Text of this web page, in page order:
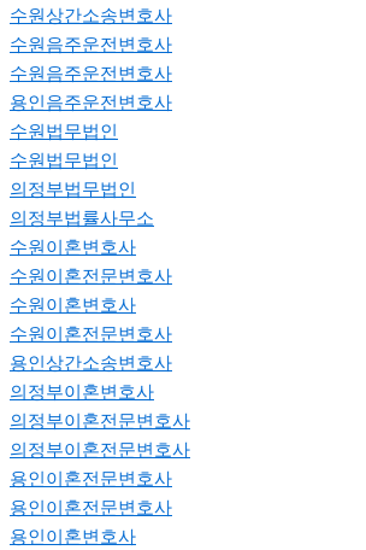
수원상간소송변호사
수원음주운전변호사
수원음주운전변호사
용인음주운전변호사
수원법무법인
수원법무법인
의정부법무법인
의정부법률사무소
수원이혼변호사
수원이혼전문변호사
수원이혼변호사
수원이혼전문변호사
용인상간소송변호사
의정부이혼변호사
의정부이혼전문변호사
의정부이혼전문변호사
용인이혼전문변호사
용인이혼전문변호사
용인이혼변호사